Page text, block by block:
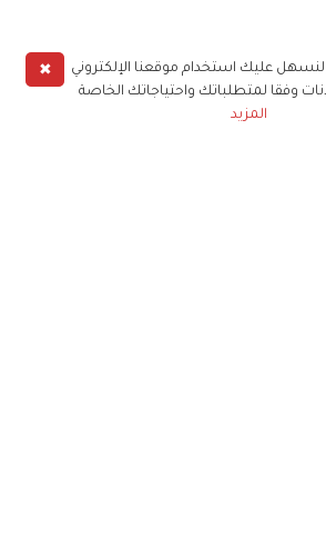
✖
عليك استخدام موقعنا الإلكتروني
وفقا لمتطلباتك واحتياجاتك الخاصة
المزيد